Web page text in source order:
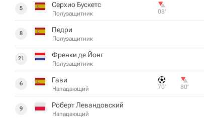
5 Серхио Бускетс
Полузащитник 08‎’‎
8 Педри
Полузащитник
21 Френки де Йонг
Полузащитник
6 Гави
Нападающий 70‎’‎ 80‎’‎
9 Роберт Левандовский
Нападающий